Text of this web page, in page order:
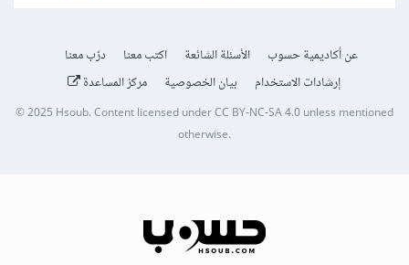
عن أكاديمية حسوب الأسئلة الشائعة اكتب معنا
درّب معنا
إرشادات الاستخدام
بيان الخصوصية مركز المساعدة
© 2025Hsoub.Content licensed underCC BY-NC-SA 4.0unless mentioned
otherwise.